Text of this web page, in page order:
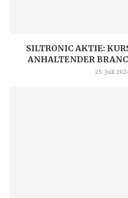
SILTRONIC AKTIE:
ANHALTENDER
25. Juli